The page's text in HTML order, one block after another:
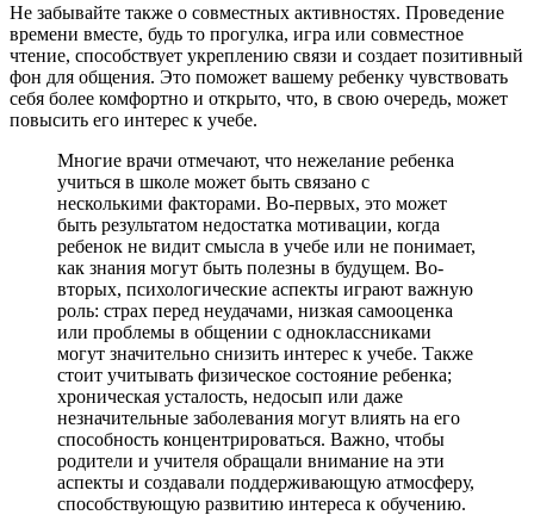
Не забывайте также о совместных активностях. Проведение
времени вместе, будь то прогулка, игра или совместное
чтение, способствует укреплению связи и создает позитивный
фон для общения. Это поможет вашему ребенку чувствовать
себя более комфортно и открыто, что, в свою очередь, может
повысить его интерес к учебе.
Многие врачи отмечают, что нежелание ребенка
учиться в школе может быть связано с
несколькими факторами. Во-первых, это может
быть результатом недостатка мотивации, когда
ребенок не видит смысла в учебе или не понимает,
как знания могут быть полезны в будущем. Во-
вторых, психологические аспекты играют важную
роль: страх перед неудачами, низкая самооценка
или проблемы в общении с одноклассниками
могут значительно снизить интерес к учебе. Также
стоит учитывать физическое состояние ребенка;
хроническая усталость, недосып или даже
незначительные заболевания могут влиять на его
способность концентрироваться. Важно, чтобы
родители и учителя обращали внимание на эти
аспекты и создавали поддерживающую атмосферу,
способствующую развитию интереса к обучению.